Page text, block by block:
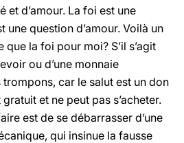
et d’amour. La foi est une
une question d’amour. Voilà un
que la foi pour moi? S’il s’agit
ou d’une monnaie
trompons, car le salut est un don
et ne peut pas s’acheter.
est de se débarrasser d’une
qui insinue la fausse